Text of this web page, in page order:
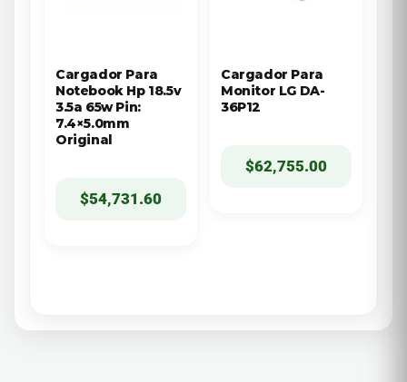
Cargador Para
Notebook Hp 18.5v
3.5a 65w Pin:
7.4×5.0mm
Original
$54,731.60
Cargador Para
Monitor LG DA-
36P12
$62,755.00